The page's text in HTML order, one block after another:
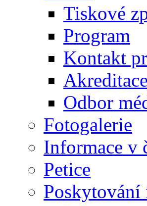
Tiskové
Program
Kontakt
Akreditace
Odbor
Fotogalerie
Informace v
Petice